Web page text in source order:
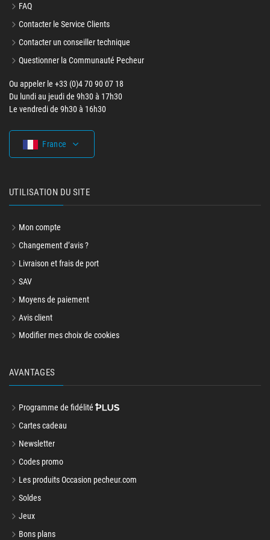
FAQ
Contacter le Service Clients
Contacter un conseiller technique
Questionner la Communauté Pecheur
Ou appeler le +33 (0)4 70 90 07 18
Du lundi au jeudi de 9h30 à 17h30
Le vendredi de 9h30 à 16h30
France
UTILISATION DU SITE
Mon compte
Changement d’avis ?
Livraison et frais de port
SAV
Moyens de paiement
Avis client
Modifier mes choix de cookies
AVANTAGES
Programme de fidélité
Cartes cadeau
Newsletter
Codes promo
Les produits Occasion pecheur.com
Soldes
Jeux
Bons plans